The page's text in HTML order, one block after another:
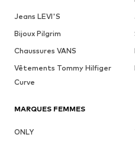
Jeans LEVI'S
Bijoux Pilgrim
Chaussures VANS
Vêtements Tommy Hilfiger
Curve
MARQUES FEMMES
ONLY